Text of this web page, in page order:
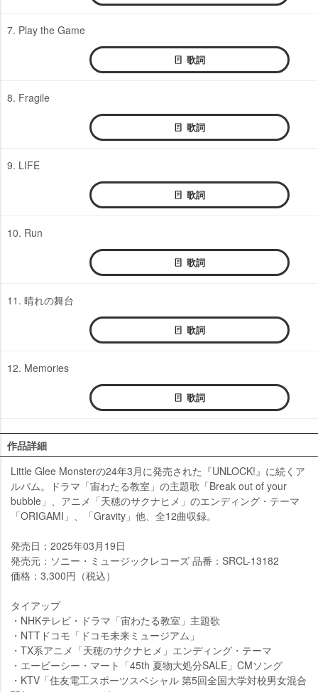
7. Play the Game
歌詞
8. Fragile
歌詞
9. LIFE
歌詞
10. Run
歌詞
11. 晴れの舞台
歌詞
12. Memories
歌詞
作品詳細
Little Glee Monsterの24年3月に発売された『UNLOCK!』に続くア
ルバム。ドラマ「宙わたる教室」の主題歌「Break out of your
bubble」、アニメ「天穂のサクナヒメ」のエンディング・テーマ
「ORIGAMI」、「Gravity」他、全12曲収録。
発売日：2025年03月19日
発売元：ソニー・ミュージックレコーズ 品番：SRCL-13182
価格：3,300円（税込）
タイアップ
・NHKテレビ・ドラマ「宙わたる教室」主題歌
・NTTドコモ「ドコモ未来ミュージアム」
・TX系アニメ「天穂のサクナヒメ」エンディング・テーマ
・エービーシー・マート「45th 夏物大処分SALE」CMソング
・KTV「住友電工スポーツスペシャル 第5回全国大学対校男女混合